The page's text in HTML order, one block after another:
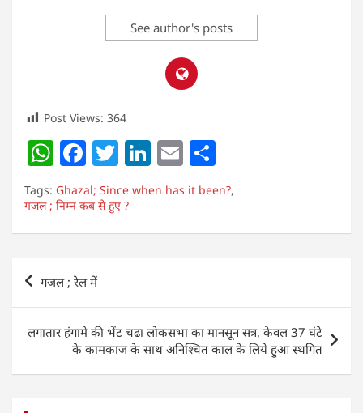
See author's posts
Post Views: 364
W
h
at
s
p
p
F
a
c
e
o
o
k
T
w
itt
er
Li
n
k
e
E
m
ai
l
h
ar
e
Tags: Ghazal; Since when has it been?,
गजल ; निम्न कब से हुए ?
Post
navigation
गजल ; रेल में
लगातार हंगामे की भेंट चढा लोकसभा का मानसून सत्र, केवल 37 घंटे
के कामकाज के साथ अनिश्चित काल के लिये हुआ स्थगित